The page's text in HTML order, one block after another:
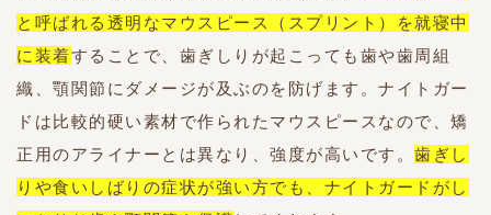
と呼ばれる透明なマウスピース（スプリント）を就寝中
に装着することで、歯ぎしりが起こっても歯や歯周組
織、顎関節にダメージが及ぶのを防げます。ナイトガー
ドは比較的硬い素材で作られたマウスピースなので、矯
正用のアライナーとは異なり、強度が高いです。 歯ぎし
りや食いしばりの症状が強い方でも、ナイトガードがし